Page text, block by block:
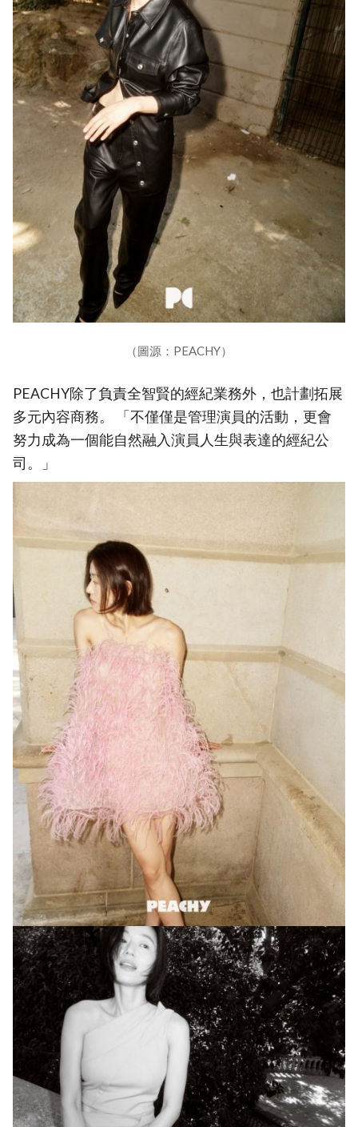
（圖源：PEACHY）
PEACHY除了負責全智賢的經紀業務外，也計劃拓展
多元內容商務。 「不僅僅是管理演員的活動，更會
努力成為一個能自然融入演員人生與表達的經紀公
司。」